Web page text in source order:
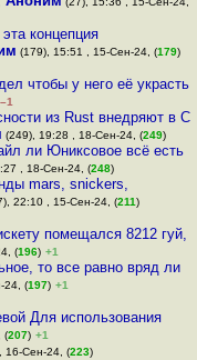
концепция
(179), 15:51 , 15-Сен-24, (179)
чтобы у него её украсть
–1
из Rust внедряют в C
(249), 19:28 , 18-Сен-24, (249)
ли Юниксовое всё есть
, 18-Сен-24, (248)
mars, snickers,
22:10 , 15-Сен-24, (211)
помещался 8212 гуй,
(196) +1
то все равно вряд ли
24, (197) +1
Для использования
(207) +1
16-Сен-24, (223)